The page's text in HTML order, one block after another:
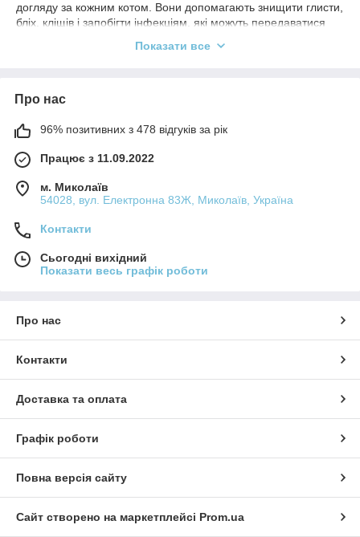
догляду за кожним котом. Вони допомагають знищити глисти,
бліх, кліщів і запобігти інфекціям, які можуть передаватися
кошенят і дорослих котів
Краплі на холку — зручні у використанні, діють на
Спреї від бліх і кліщів
Комплексні препарати— одночасно проти
Засоби для профілактики
віку та способу життя
Усі засоби мають сертифікати якості, безпечні при
чутливою шкірою.
Захистіть свого кота — оберіть ефективний препарат
від паразитів і глистів у нашому магазині!
Показати все
Про нас
96% позитивних з 478 відгуків за рік
Працює з 11.09.2022
м. Миколаїв
54028, вул. Електронна 83Ж, Миколаїв, Україна
Контакти
Сьогодні вихідний
Показати весь графік роботи
Про нас
Контакти
Доставка та оплата
Графік роботи
Повна версія сайту
Сайт створено на маркетплейсі Prom.ua